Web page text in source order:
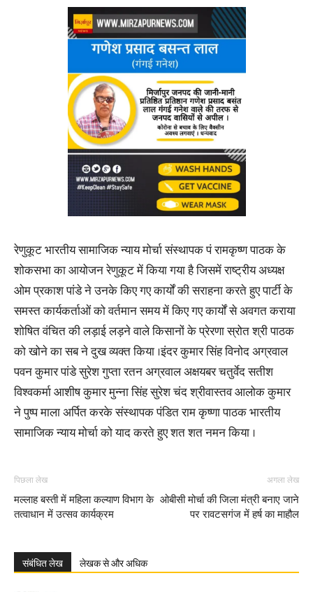
रेणुकूट भारतीय सामाजिक न्याय मोर्चा संस्थापक पं रामकृष्ण पाठक के
शोकसभा का आयोजन रेणुकूट में किया गया है जिसमें राष्ट्रीय अध्यक्ष
ओम प्रकाश पांडे ने उनके किए गए कार्यों की सराहना करते हुए पार्टी के
समस्त कार्यकर्ताओं को वर्तमान समय में किए गए कार्यों से अवगत कराया
शोषित वंचित की लड़ाई लड़ने वाले किसानों के प्रेरणा स्रोत श्री पाठक
को खोने का सब ने दुख व्यक्त किया ।इंदर कुमार सिंह विनोद अग्रवाल
पवन कुमार पांडे सुरेश गुप्ता रतन अग्रवाल अक्षयबर चतुर्वेद सतीश
विश्वकर्मा आशीष कुमार मुन्ना सिंह सुरेश चंद श्रीवास्तव आलोक कुमार
ने पुष्प माला अर्पित करके संस्थापक पंडित राम कृष्णा पाठक भारतीय
सामाजिक न्याय मोर्चा को याद करते हुए शत शत नमन किया ।
पिछला लेख
मल्लाह बस्ती में महिला कल्याण विभाग के
तत्वाधान में उत्सव कार्यक्रम
अगला लेख
ओबीसी मोर्चा की जिला मंत्री बनाए जाने
पर रावटसगंज में हर्ष का माहौल
संबंधित लेख लेखक से और अधिक